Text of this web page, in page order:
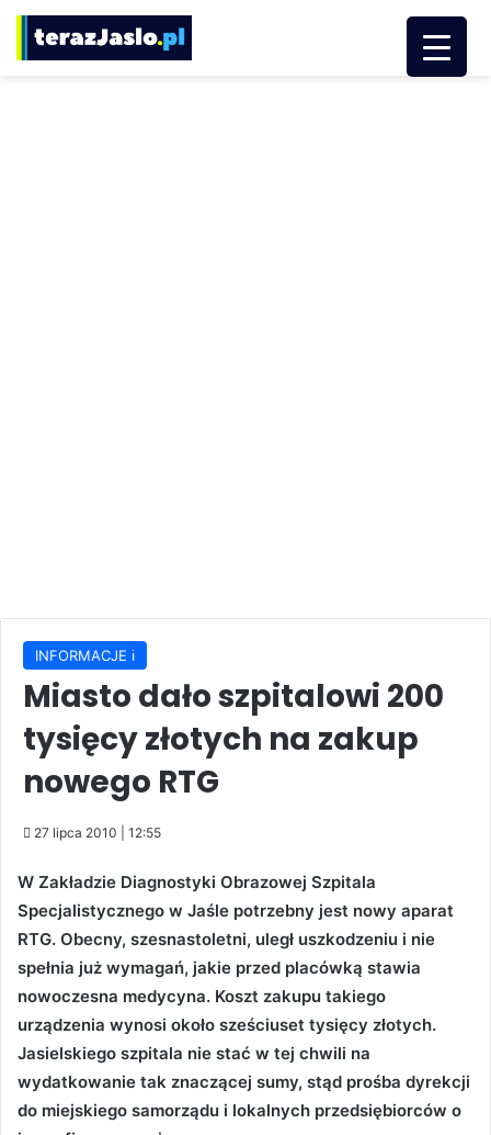
INFORMACJE ℹ️
Miasto dało szpitalowi 200
tysięcy złotych na zakup
nowego RTG
27 lipca 2010 | 12:55
W Zakładzie Diagnostyki Obrazowej Szpitala
Specjalistycznego w Jaśle potrzebny jest nowy aparat
RTG. Obecny, szesnastoletni, uległ uszkodzeniu i nie
spełnia już wymagań, jakie przed placówką stawia
nowoczesna medycyna. Koszt zakupu takiego
urządzenia wynosi około sześciuset tysięcy złotych.
Jasielskiego szpitala nie stać w tej chwili na
wydatkowanie tak znaczącej sumy, stąd prośba dyrekcji
do miejskiego samorządu i lokalnych przedsiębiorców o